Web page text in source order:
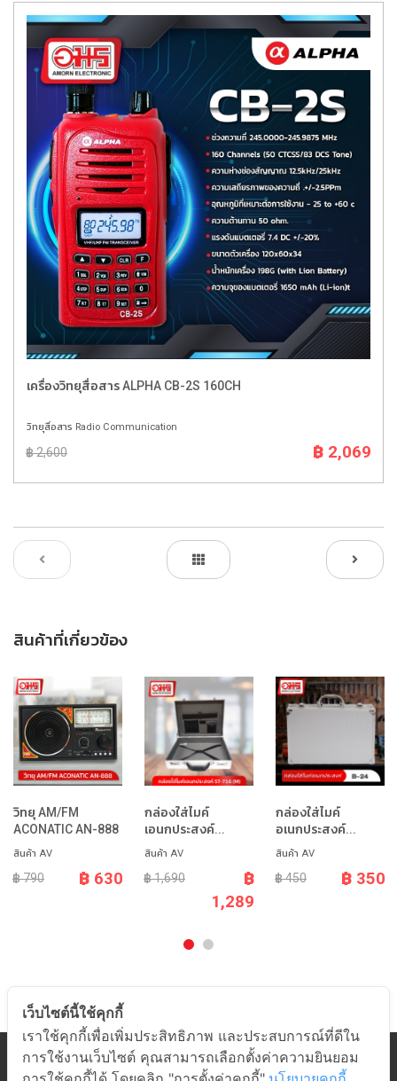
เครื่องวิทยุสื่อสาร ALPHA CB-2S 160CH
วิทยุสื่อสาร Radio Communication
฿ 2,600 ฿ 2,069
สินค้าที่เกี่ยวข้อง
วิทยุ AM/FM
ACONATIC AN-888
สินค้า AV
฿ 790 ฿ 630
กล่องใส่ไมค์
เอนกประสงค์...
สินค้า AV
฿ 1,690
฿
1,289
กล่องใส่ไมค์
อเนกประสงค์...
สินค้า AV
฿ 450 ฿ 350
หมวดสินค้า
เว็บไซต์นี้ใช้คุกกี้
เราใช้คุกกี้เพื่อเพิ่มประสิทธิภาพ และประสบการณ์ที่ดีใน
การใช้งานเว็บไซต์ คุณสามารถเลือกตั้งค่าความยินยอม